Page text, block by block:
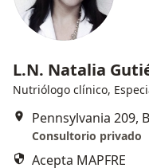
L.N. Natalia
Nutriólogo clínico,
Pennsylvania 209,
Consultorio privado
Acepta MAPFRE